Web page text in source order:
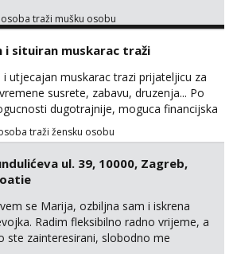
traži mušku osobu
i situiran muskarac traži
i utjecajan muskarac trazi prijateljicu za
susrete, zabavu, druzenja... Po
dugotrajnije, moguca financijska
traži žensku osobu
ul. 39, 10000, Zagreb,
se Marija, ozbiljna sam i iskrena
Radim fleksibilno radno vrijeme, a
ste zainteresirani, slobodno me